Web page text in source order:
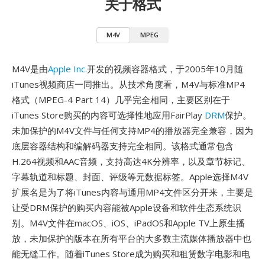
M4V MPEG
M4V是由Apple Inc.开发的视频容器格式，于2005年10月随
iTunes视频商店一同推出。从技术角度看，M4V与标准MP4
格式（MPEG-4 Part 14）几乎完全相同，主要区别在于
iTunes Store购买的内容可选择性地应用FairPlay DRM保护。
未加保护的M4V文件与任何支持MP4的播放器完全兼容，因为
底层容器结构和编解码器支持完全相同。该格式通常包含
H.264视频和AAC音频，支持高达4K分辨率，以及章节标记、
字幕轨道和标题、封面、评级等元数据标签。Apple选择M4V
扩展名是为了将iTunes内容与通用MP4文件区分开来，主要是
让受DRM保护的购买内容能被Apple设备和软件生态系统识
别。M4V文件在macOS、iOS、iPadOS和Apple TV上原生播
放，未加保护的版本在所有平台的大多数主流媒体播放器中也
能无缝工作。随着iTunes Store成为购买和租赁数字电影和电